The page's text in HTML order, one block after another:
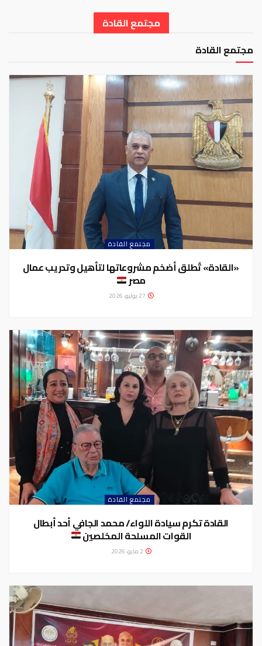
مجتمع القادة
مجتمع القادة
مجتمع القادة
«القادة» تُطلق أضخم مشروعاتها لتأهيل وتدريب عمال
مصر
مجتمع القادة
القادة تكرم سيادة اللواء/ محمد الجافي أحد أبطال
القوات المسلحة المخلصين